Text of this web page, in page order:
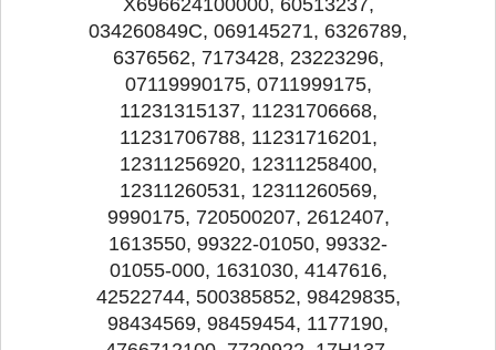
034260849C, 069145271, 6326789,
6376562, 7173428, 23223296,
07119990175, 0711999175,
11231315137, 11231706668,
11231706788, 11231716201,
12311256920, 12311258400,
12311260531, 12311260569,
9990175, 720500207, 2612407,
1613550, 99322-01050, 99332-
01055-000, 1631030, 4147616,
42522744, 500385852, 98429835,
98434569, 98459454, 1177190,